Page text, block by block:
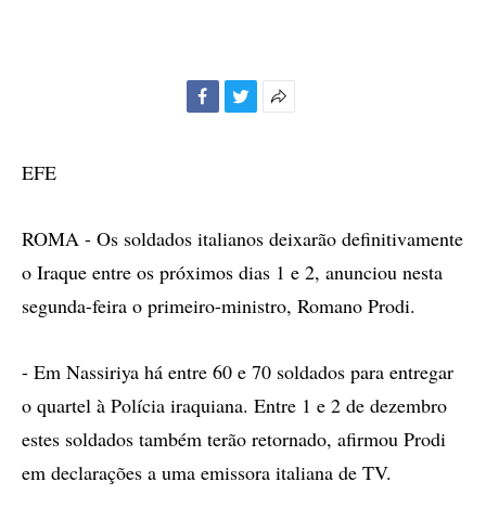
EFE
ROMA - Os soldados italianos deixarão definitivamente
o Iraque entre os próximos dias 1 e 2, anunciou nesta
segunda-feira o primeiro-ministro, Romano Prodi.
- Em Nassiriya há entre 60 e 70 soldados para entregar
o quartel à Polícia iraquiana. Entre 1 e 2 de dezembro
estes soldados também terão retornado, afirmou Prodi
em declarações a uma emissora italiana de TV.